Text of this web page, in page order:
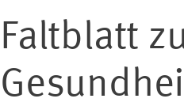
Faltblatt